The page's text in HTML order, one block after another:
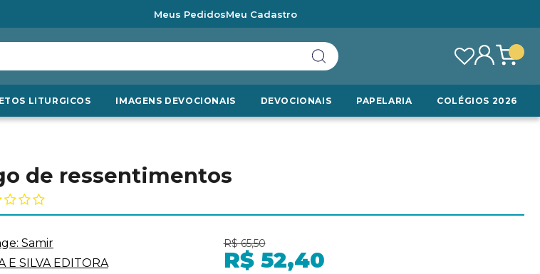
Meus PedidosMeu Cadastro
LITURGICOS IMAGENS DEVOCIONAIS DEVOCIONAIS PAPELARIA COLÉGIOS 2026
de ressentimentos
Samir
E SILVA EDITORA
R$ 65,50
R$ 52,40